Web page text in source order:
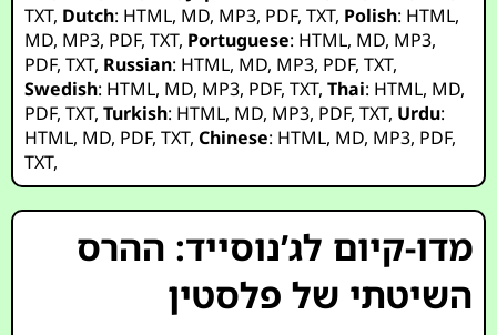
TXT, Dutch: HTML, MD, MP3, PDF,TXT, Polish: HTML,
MD, MP3, PDF,TXT, Portuguese: HTML, MD, MP3,
PDF,TXT, Russian: HTML, MD, MP3, PDF,TXT,
Swedish: HTML, MD, MP3, PDF,TXT,Thai: HTML, MD,
PDF,TXT,Turkish: HTML, MD, MP3, PDF,TXT, Urdu:
HTML, MD, PDF,TXT,Chinese: HTML, MD, MP3, PDF,
TXT,
מדו-קיום לג’נוסייד: ההרס
השיטתי של פלסטין